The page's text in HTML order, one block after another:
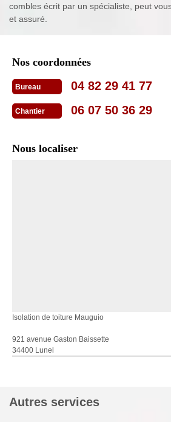
combles écrit par un spécialiste, peut
et assuré.
Nos coordonnées
Bureau 04 82 29 41 77
Chantier 06 07 50 36 29
Nous localiser
Isolation de toiture Mauguio
921 avenue Gaston Baissette
34400 Lunel
Autres services